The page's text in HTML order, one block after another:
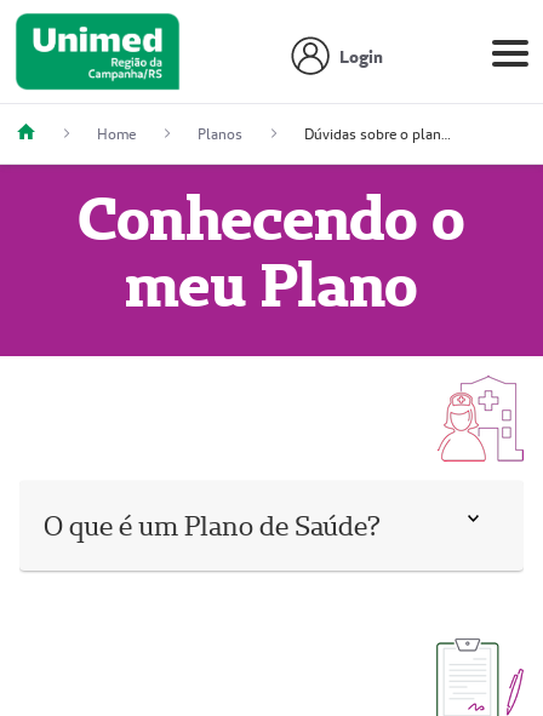
Login
Home Planos Dúvidas sobre o plano?
Conhecendo o
meu Plano
O que é um Plano de Saúde?